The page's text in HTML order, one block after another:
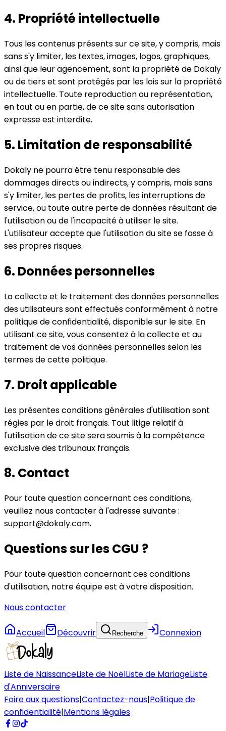
4. Propriété intellectuelle
Tous les contenus présents sur ce site, y compris, mais
sans s'y limiter, les textes, images, logos, graphiques,
ainsi que leur agencement, sont la propriété de Dokaly
ou de tiers et sont protégés par les lois sur la propriété
intellectuelle. Toute reproduction ou représentation,
en tout ou en partie, de ce site sans autorisation
expresse est interdite.
5. Limitation de responsabilité
Dokaly ne pourra être tenu responsable des
dommages directs ou indirects, y compris, mais sans
s'y limiter, les pertes de profits, les interruptions de
service, ou toute autre perte de données résultant de
l'utilisation ou de l'incapacité à utiliser le site.
L'utilisateur accepte que l'utilisation du site se fasse à
ses propres risques.
6. Données personnelles
La collecte et le traitement des données personnelles
des utilisateurs sont effectués conformément à notre
politique de confidentialité, disponible sur le site. En
utilisant ce site, vous consentez à la collecte et au
traitement de vos données personnelles selon les
termes de cette politique.
7. Droit applicable
Les présentes conditions générales d'utilisation sont
régies par le droit français. Tout litige relatif à
l'utilisation de ce site sera soumis à la compétence
exclusive des tribunaux français.
8. Contact
Pour toute question concernant ces conditions,
veuillez nous contacter à l'adresse suivante :
support@dokaly.com.
Questions sur les CGU ?
Pour toute question concernant ces conditions
d'utilisation, notre équipe est à votre disposition.
Nous contacter
Accueil Découvrir Recherche Connexion
Liste de NaissanceListe de NoëlListe de MariageListe
d'Anniversaire
Foire aux questions|Contactez-nous|Politique de
confidentialité|Mentions légales